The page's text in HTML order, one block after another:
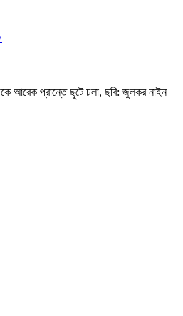
আরেক প্রান্তে ছুটে চলা, ছবি: জুলকর নাইন